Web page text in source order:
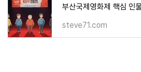
steve71.com